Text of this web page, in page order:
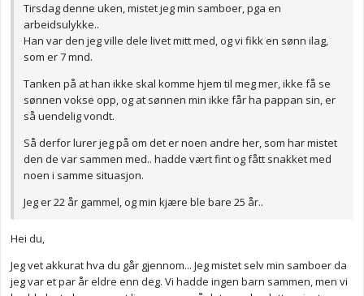
Tirsdag denne uken, mistet jeg min samboer, pga en
arbeidsulykke..
Han var den jeg ville dele livet mitt med, og vi fikk en sønn ilag,
som er 7 mnd.
Tanken på at han ikke skal komme hjem til meg mer, ikke få se
sønnen vokse opp, og at sønnen min ikke får ha pappan sin, er
så uendelig vondt.
Så derfor lurer jeg på om det er noen andre her, som har mistet
den de var sammen med.. hadde vært fint og fått snakket med
noen i samme situasjon.
Jeg er 22 år gammel, og min kjære ble bare 25 år..
Hei du,
Jeg vet akkurat hva du går gjennom... Jeg mistet selv min samboer da
jeg var et par år eldre enn deg. Vi hadde ingen barn sammen, men vi